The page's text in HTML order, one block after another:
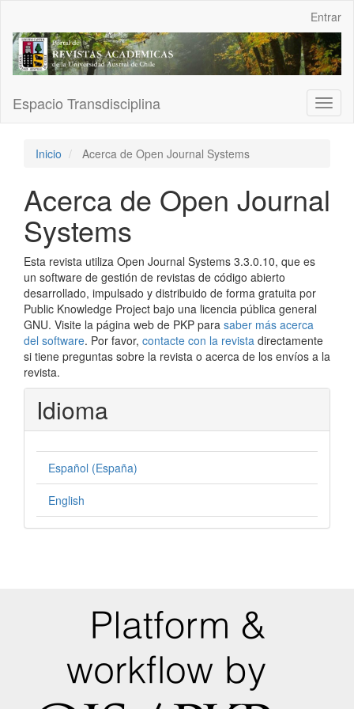
Contenido
principal
Barra
Entrar
Espacio Transdisciplina
Inicio Acerca de Open Journal Systems
Acerca de Open Journal
Systems
Esta revista utiliza Open Journal Systems 3.3.0.10, que es
un software de gestión de revistas de código abierto
desarrollado, impulsado y distribuido de forma gratuita por
Public Knowledge Project bajo una licencia pública general
GNU. Visite la página web de PKP para saber más acerca
del software. Por favor, contacte con la revista directamente
si tiene preguntas sobre la revista o acerca de los envíos a la
revista.
Idioma
Español (España)
English